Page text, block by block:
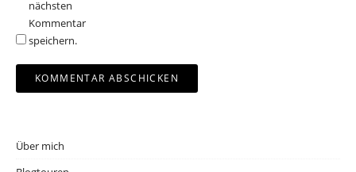
nächsten
Kommentar
speichern.
Über mich